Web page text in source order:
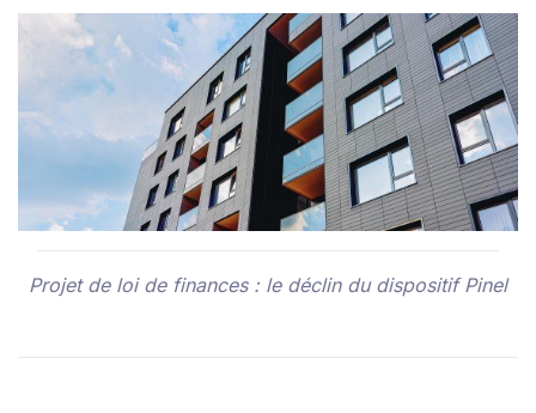
Projet de loi de finances : le déclin du dispositif Pinel